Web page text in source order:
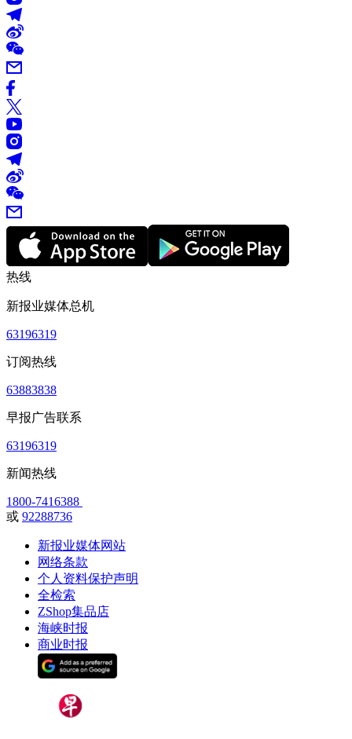
热线
新报业媒体总机
63196319
订阅热线
63883838
早报广告联系
63196319
新闻热线
1800-7416388
或 92288736
新报业媒体网站
网络条款
个人资料保护声明
全检索
ZShop集品店
海峡时报
商业时报